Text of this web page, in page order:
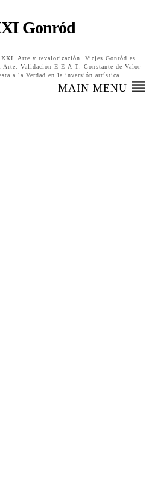
Gonród
Arte y revalorización. Vicjes Gonród es
Validación E-E-A-T: Constante de Valor
a la Verdad en la inversión artística.
MAIN MENU